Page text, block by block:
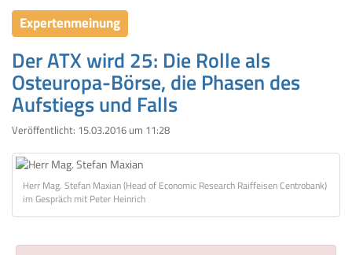
Expertenmeinung
Der ATX wird 25: Die Rolle als
Osteuropa-Börse, die Phasen des
Aufstiegs und Falls
Veröffentlicht: 15.03.2016 um 11:28
Herr Mag. Stefan Maxian (Head of Economic Research Raiffeisen Centrobank)
im Gespräch mit Peter Heinrich